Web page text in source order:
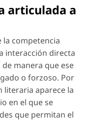
articulada a
la competencia
interacción directa
manera que ese
o forzoso. Por
literaria aparece la
en el que se
que permitan el